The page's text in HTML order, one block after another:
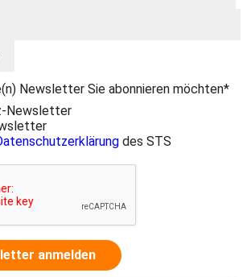
Newsletter Sie abonnieren möchten*
Newsletter
des STS
anmelden